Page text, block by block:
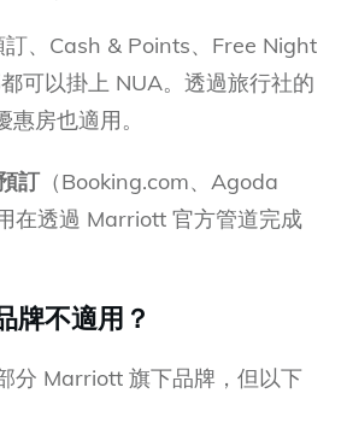
、Cash & Points、Free Night
可以掛上 NUA。透過旅行社的
房也適用。
訂（Booking.com、Agoda
在透過 Marriott 官方管道完成
牌不適用？
分 Marriott 旗下品牌，但以下